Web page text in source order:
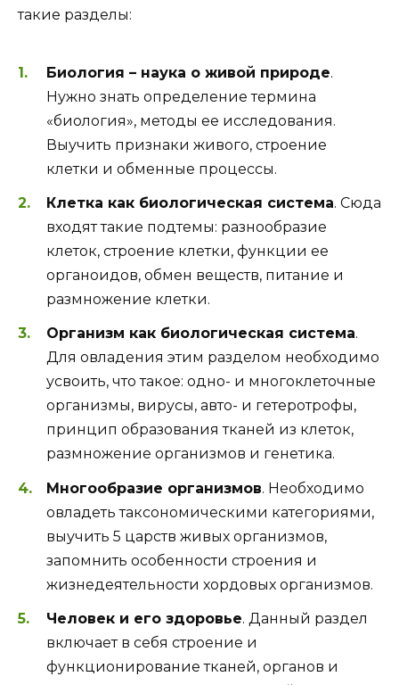
такие разделы:
Биология – наука о живой природе.
Нужно знать определение термина
«биология», методы ее исследования.
Выучить признаки живого, строение
клетки и обменные процессы.
Клетка как биологическая система. Сюда
входят такие подтемы: разнообразие
клеток, строение клетки, функции ее
органоидов, обмен веществ, питание и
размножение клетки.
Организм как биологическая система.
Для овладения этим разделом необходимо
усвоить, что такое: одно- и многоклеточные
организмы, вирусы, авто- и гетеротрофы,
принцип образования тканей из клеток,
размножение организмов и генетика.
Многообразие организмов. Необходимо
овладеть таксономическими категориями,
выучить 5 царств живых организмов,
запомнить особенности строения и
жизнедеятельности хордовых организмов.
Человек и его здоровье. Данный раздел
включает в себя строение и
функционирование тканей, органов и